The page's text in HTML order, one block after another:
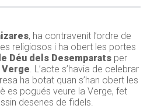
, ha contravenit l’ordre de
religiosos i ha obert les portes
Déu dels Desemparats per
Verge. L’acte s’havia de celebrar
ha botat quan s’han obert les
es pogués veure la Verge, fet
desenes de fidels.